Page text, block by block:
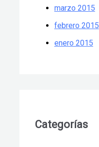
marzo 2015
febrero 2015
enero 2015
Categorías